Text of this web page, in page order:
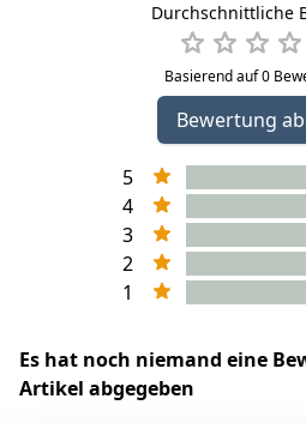
Durchschnittliche
Basierend auf 0
Bewertung
5
4
3
2
1
Es hat noch niemand eine
Artikel abgegeben